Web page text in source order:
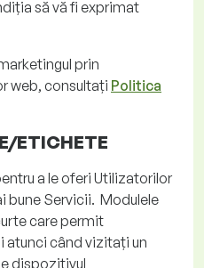
să vă fi exprimat
prin
web, consultați Politica
ETICHETE
a le oferi Utilizatorilor
bune Servicii. Modulele
care permit
atunci când vizitați un
dispozitivul